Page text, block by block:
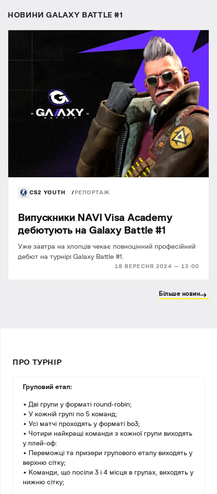
НОВИНИ GALAXY BATTLE #1
CS2 YOUTH РЕПОРТАЖ
18 ВЕРЕСНЯ 2024 — 13:00
Випускники NAVI Visa Academy
дебютують на Galaxy Battle #1
Уже завтра на хлопців чекає повноцінний професійний
дебют на турнірі Galaxy Battle #1.
Більше новин
ПРО ТУРНІР
Груповий етап:
• Дві групи у форматі round-robin;
• У кожній групі по 5 команд;
• Усі матчі проходять у форматі bo3;
• Чотири найкращі команди з кожної групи виходять
у плей-оф:
• Переможці та призери групового етапу виходять у
верхню сітку;
• Команди, що посіли 3 і 4 місця в групах, виходять у
нижню сітку;